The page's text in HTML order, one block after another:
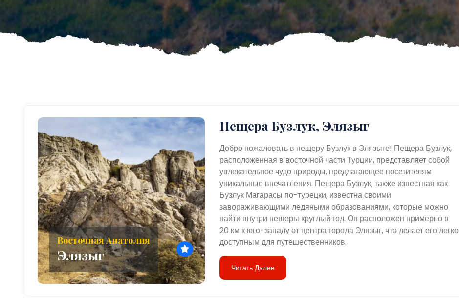
Восточная Анатолия
Элязыг
Пещера Бузлук, Элязыг
Добро пожаловать в пещеру Бузлук в Элязыге! Пещера Бузлук,
расположенная в восточной части Турции, представляет собой
увлекательное чудо природы, предлагающее посетителям
уникальные впечатления. Пещера Бузлук, также известная как
Бузлук Магарасы по-турецки, известна своими
завораживающими ледяными образованиями, которые можно
найти внутри пещеры круглый год. Он расположен примерно в
20 км к юго-западу от центра города Элязыг, что делает его легко
доступным для путешественников.
Читать Далее